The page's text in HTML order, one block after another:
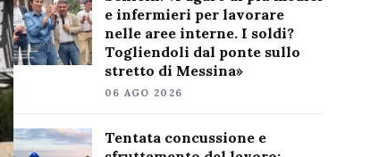
e infermieri per lavorare
nelle aree interne. I soldi?
Togliendoli dal ponte sullo
stretto di Messina»
06 AGO 2026
Tentata concussione e